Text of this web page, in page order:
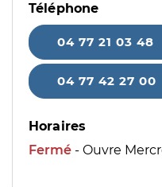
Téléphone
04 77 21 03 48
04 77 42 27 00
Horaires
Fermé - Ouvre